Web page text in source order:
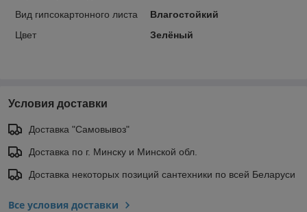
Вид гипсокартонного листа
Влагостойкий
Цвет
Зелёный
Условия доставки
Доставка "Самовывоз"
Доставка по г. Минску и Минской обл.
Доставка некоторых позиций сантехники по всей Беларуси
Все условия доставки